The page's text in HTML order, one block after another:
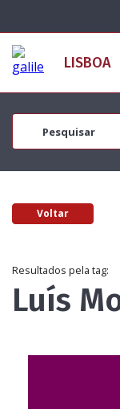
Voltar
Resultados pela tag:
Luís